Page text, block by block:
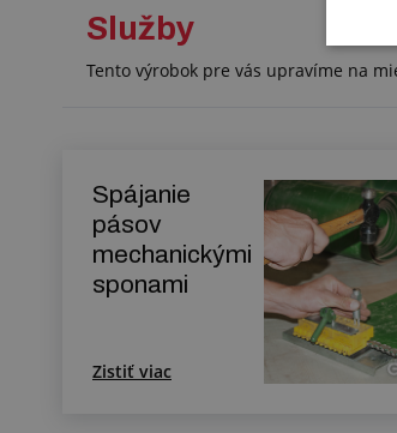
Služby
Tento výrobok pre vás upravíme na
Spájanie
pásov
mechanickými
sponami
Zistiť viac